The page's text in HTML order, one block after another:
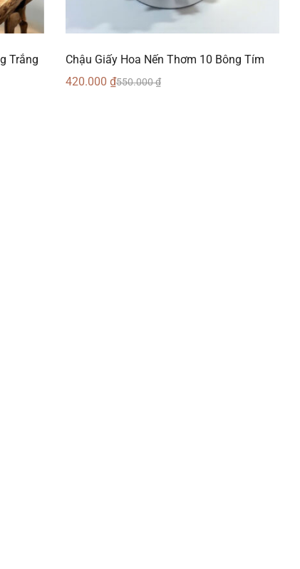
Trắng
Chậu Giấy Hoa Nến Thơm 10 Bông Tím
550.000₫
420.000 ₫